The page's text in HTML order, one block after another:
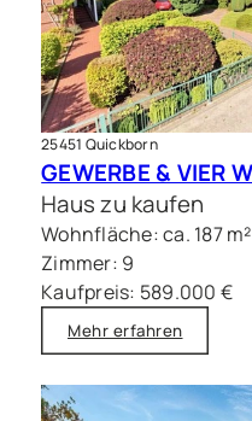
25451 Quickborn
Haus zu kaufen
Wohnfläche: ca. 187 m²
Zimmer: 9
Kaufpreis: 589.000 €
Mehr erfahren